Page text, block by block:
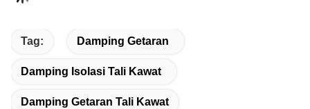
Tag: Damping Getaran
Damping Isolasi Tali Kawat
Damping Getaran Tali Kawat